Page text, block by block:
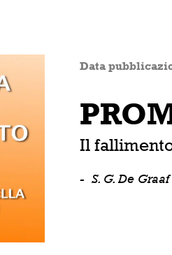
Data
Il
- S. G. De Graaf